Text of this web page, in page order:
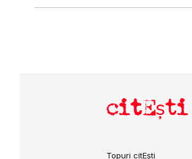
citEști
Topuri citEști